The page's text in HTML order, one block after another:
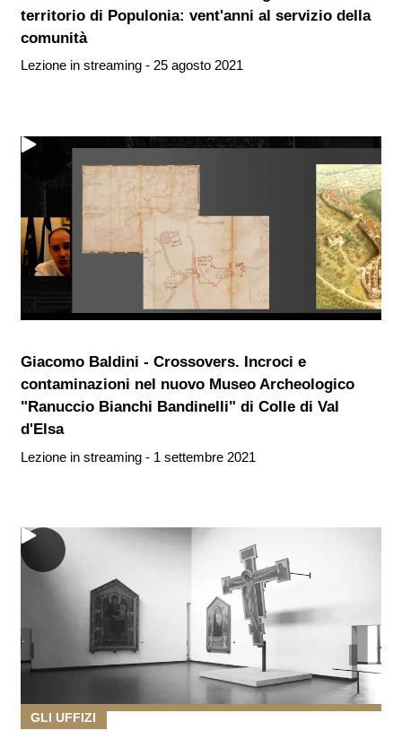
territorio di Populonia: vent'anni al servizio della
comunità
Lezione in streaming - 25 agosto 2021
Giacomo Baldini - Crossovers. Incroci e
contaminazioni nel nuovo Museo Archeologico
"Ranuccio Bianchi Bandinelli" di Colle di Val
d'Elsa
Lezione in streaming - 1 settembre 2021
GLI UFFIZI